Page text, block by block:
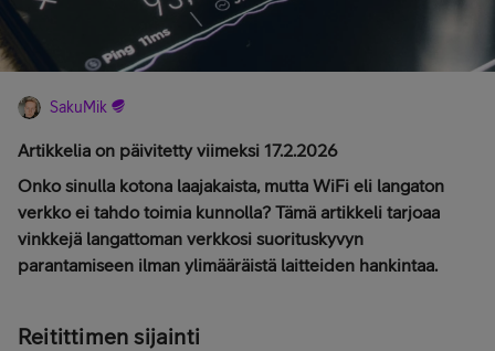
SakuMik
Artikkelia on päivitetty viimeksi 17.2.2026
Onko sinulla kotona laajakaista, mutta WiFi eli langaton
verkko ei tahdo toimia kunnolla? Tämä artikkeli tarjoaa
vinkkejä langattoman verkkosi suorituskyvyn
parantamiseen ilman ylimääräistä laitteiden hankintaa.
Reitittimen sijainti